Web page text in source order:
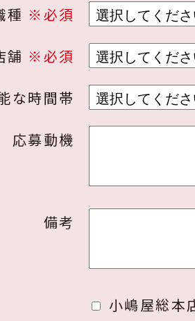
種 ※必須
舗 ※必須
な時間帯
応募動機
備考
小嶋屋総本